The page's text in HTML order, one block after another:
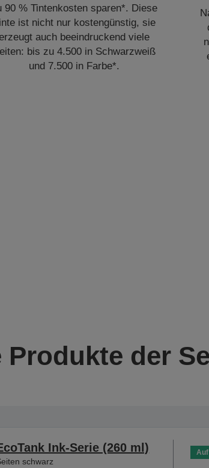
90 % Tintenkosten sparen*. Diese
ist nicht nur kostengünstig, sie
auch beeindruckend viele
bis zu 4.500 in Schwarzweiß
und 7.500 in Farbe*.
Produkte der
Ink-Serie (260 ml)
schwarz